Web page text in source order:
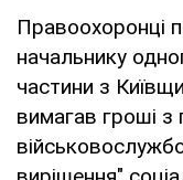
Правоохоронці
начальнику
частини з
вимагав гроші з